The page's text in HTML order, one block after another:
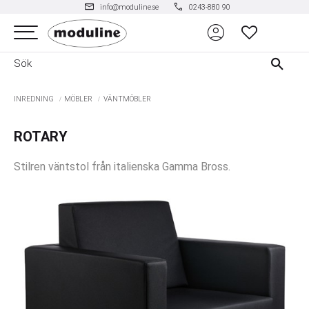
Meny
mail info@moduline.se phone 0243-880 90
account_circle FAVORITER
INREDNING MÖBLER VÄNTMÖBLER
ROTARY
Stilren väntstol från italienska Gamma Bross.